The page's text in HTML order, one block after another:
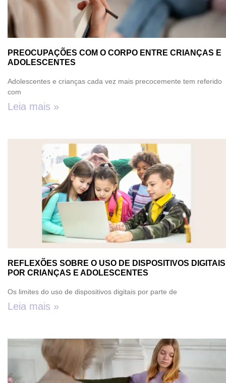
PREOCUPAÇÕES COM O CORPO ENTRE CRIANÇAS E
ADOLESCENTES
Adolescentes e crianças cada vez mais precocemente tem referido
com
Leia mais »
REFLEXÕES SOBRE O USO DE DISPOSITIVOS DIGITAIS
POR CRIANÇAS E ADOLESCENTES
Os limites do uso de dispositivos digitais por parte de
Leia mais »